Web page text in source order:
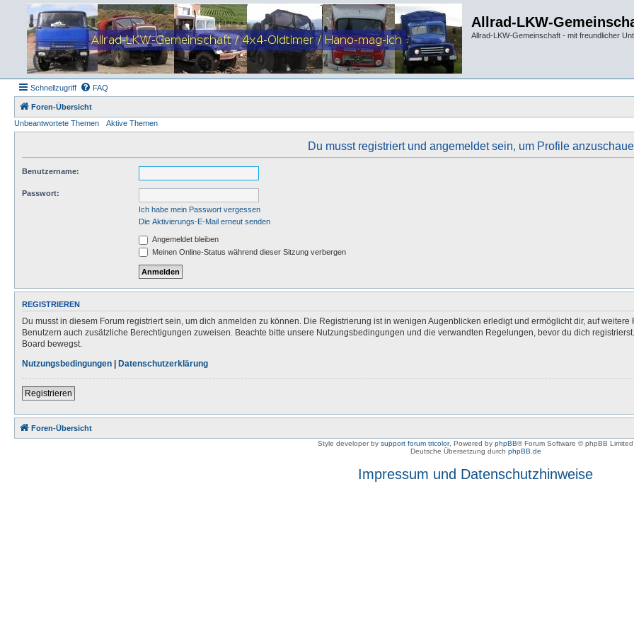
Allrad-LKW-
Allrad-LKW-Gemeinschaft - mit freundlicher
Schnellzugriff FAQ
Foren-Übersicht
Unbeantwortete Themen
Aktive Themen
Du musst registriert und angemeldet sein, um Profile
Benutzername:
Passwort:
Ich habe mein Passwort vergessen
Die Aktivierungs-E-Mail erneut senden
Angemeldet bleiben
Meinen Online-Status während dieser Sitzung verbergen
REGISTRIEREN
Du musst in diesem Forum registriert sein, um dich anmelden zu können. Die Registrierung ist in wenigen Augenblicken erledigt und ermöglicht dir, auf
Benutzern auch zusätzliche Berechtigungen zuweisen. Beachte bitte unsere Nutzungsbedingungen und die verwandten Regelungen, bevor du dich
Board bewegst.
Nutzungsbedingungen | Datenschutzerklärung
Registrieren
Foren-Übersicht
Style developer by support forum tricolor, Powered by phpBB® Forum Software © phpBB Limited
Deutsche Übersetzung durch phpBB.de
Impressum und Datenschutzhinweise